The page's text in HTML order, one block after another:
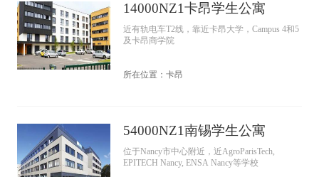
14000NZ1卡昂学生公寓
近有轨电车T2线，靠近卡昂大学，Campus 4和5
及卡昂商学院
所在位置：卡昂
54000NZ1南锡学生公寓
位于Nancy市中心附近，近AgroParisTech,
EPITECH Nancy, ENSA Nancy等学校